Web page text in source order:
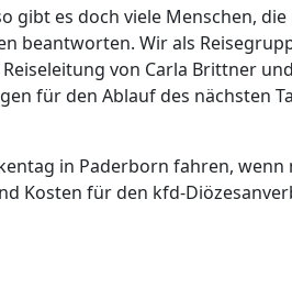
gibt es doch viele Menschen,
beantworten. Wir als
von Carla Brittner
für den Ablauf des nächsten
in Paderborn fahren,
Kosten für den kfd-